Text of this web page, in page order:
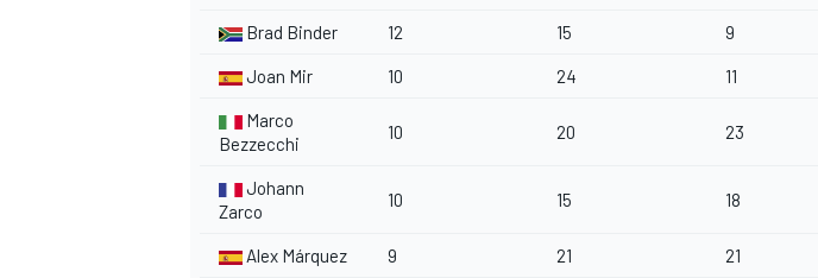
ENDURANCE/GT
Brad Binder 12 15 9
Joan Mir 10 24 11
Marco
Bezzecchi
10 20 23
Johann
Zarco
10 15 18
Alex Márquez 9 21 21